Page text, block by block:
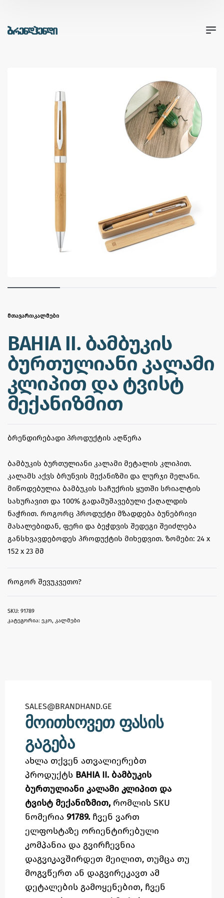
ᲛᲗᲐᲕᲐᲠᲘ›ᲙᲐᲚᲛᲔᲑᲘ
BAHIA II. ბამბუკის
ბურთულიანი კალამი
კლიპით და ტვისტ
მექანიზმით
ᲑᲠᲔᲜᲓᲘᲠᲔᲑᲐᲓᲘ ᲞᲠᲝᲓᲣᲥᲢᲘᲡ ᲐᲦᲬᲔᲠᲐ
ბამბუკის ბურთულიანი კალამი მეტალის კლიპით.
კალამს აქვს ბრუნვის მექანიზმი და ლურჯი მელანი.
მიწოდებულია ბამბუკის საჩუქრის ყუთში სრიალტის
სახურავით და 100% გადამუშავებული ქაღალდის
ნაჭრით. როგორც პროდუქტი მზადდება ბუნებრივი
მასალებიდან, ფერი და ბეჭდვის შედეგი შეიძლება
განსხვავდებოდეს პროდუქტის მიხედვით. ზომები: 24 x
152 x 23 მმ
ᲠᲝᲒᲝᲠ ᲨᲔᲕᲣᲙᲕᲔᲗᲝ?
91789
კატეგორია: ეკო, კალმები
SALES@BRANDHAND.GE​
მოითხოვეთ ფასის
გაგება
ახლა თქვენ ათვალიერებთ
პროდუქტს BAHIA II. ბამბუკის
ბურთულიანი კალამი კლიპით და
ტვისტ მექანიზმით, რომლის SKU
ნომერია 91789. ჩვენ ვართ
ელფოსტაზე ორიენტირებული
კომპანია და გვირჩევნია
დაგვიკავშირდეთ მეილით, თუმცა თუ
მოგვწერთ ან დაგვირეკავთ ამ
დეტალების გამოყენებით, ჩვენ